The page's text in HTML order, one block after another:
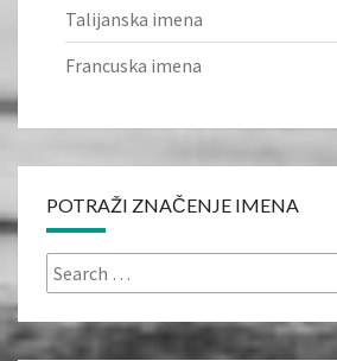
Talijanska imena
Francuska imena
POTRAŽI ZNAČENJE IMENA
Search
for: